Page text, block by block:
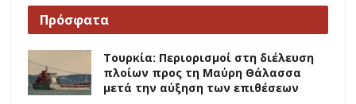
Πρόσφατα
Τουρκία: Περιορισμοί στη διέλευση
πλοίων προς τη Μαύρη Θάλασσα
μετά την αύξηση των επιθέσεων